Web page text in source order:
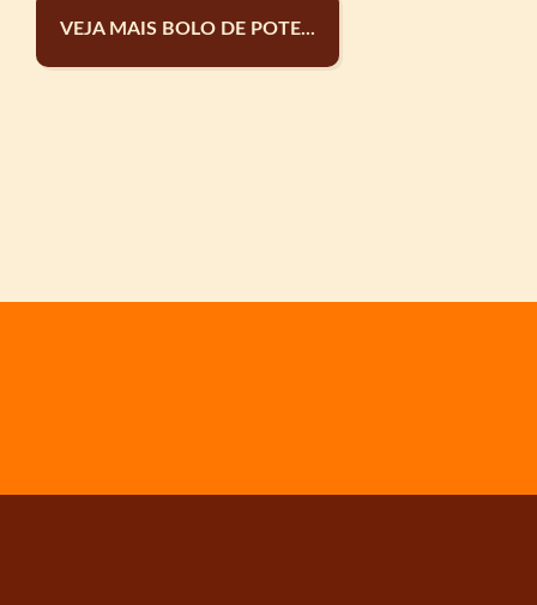
VEJA MAIS BOLO DE POTE...